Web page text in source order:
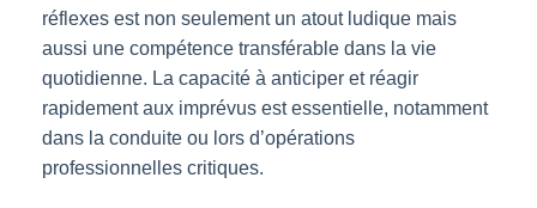
réflexes est non seulement un atout ludique mais
aussi une compétence transférable dans la vie
quotidienne. La capacité à anticiper et réagir
rapidement aux imprévus est essentielle, notamment
dans la conduite ou lors d’opérations
professionnelles critiques.